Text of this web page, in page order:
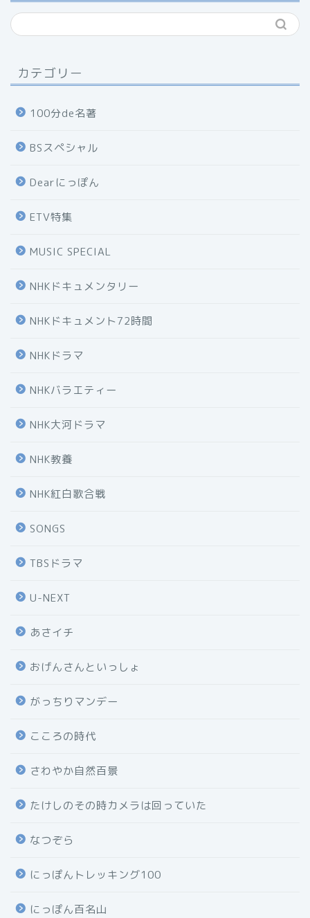
カテゴリー
100分de名著
BSスペシャル
Dearにっぽん
ETV特集
MUSIC SPECIAL
NHKドキュメンタリー
NHKドキュメント72時間
NHKドラマ
NHKバラエティー
NHK大河ドラマ
NHK教養
NHK紅白歌合戦
SONGS
TBSドラマ
U-NEXT
あさイチ
おげんさんといっしょ
がっちりマンデー
こころの時代
さわやか自然百景
たけしのその時カメラは回っていた
なつぞら
にっぽんトレッキング100
にっぽん百名山